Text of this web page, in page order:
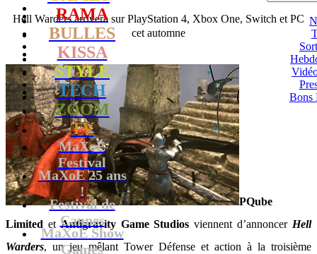
RAMA
BULLES
KISSA
STYLE
TECH
ZOOM
TV
MaXoE
Festival
MaXoE 25 ans
!
Festival de
Cannes
MaXoE Show
Games
Bons
Hell Warders arrivera sur PlayStation 4, Xbox One, Switch et PC
cet automne
PQube
Limited etAntigravity Game Studios viennent d’annoncer Hell
Warders, un jeu mêlant Tower Défense et action à la troisième